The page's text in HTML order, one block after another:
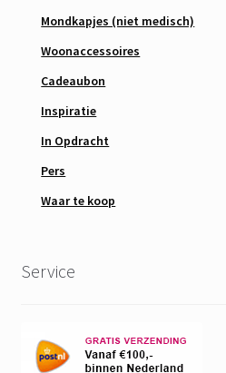
Mondkapjes (niet medisch)
Woonaccessoires
Cadeaubon
Inspiratie
In Opdracht
Pers
Waar te koop
Service